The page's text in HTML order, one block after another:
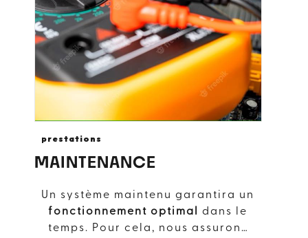
prestations
MAINTENANCE
Un système maintenu garantira un
fonctionnement optimaldans le
temps. Pour cela, nous assurons